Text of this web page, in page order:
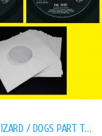
PINBALL WIZARD / DOGS PART TWO